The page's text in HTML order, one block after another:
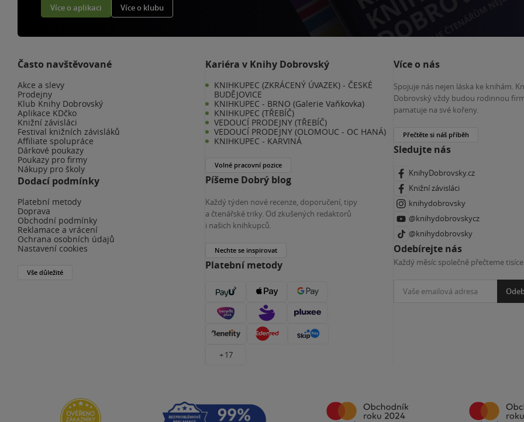
Více o aplikaci Více o klubu
Často navštěvované
Akce a slevy
Prodejny
Klub Knihy Dobrovský
Aplikace KDčko
Knižní závisláci
Festival knižních závisláků
Affiliate spolupráce
Dárkové poukazy
Poukazy pro firmy
Nákupy pro školy
Dodací podmínky
Platební metody
Doprava
Obchodní podmínky
Reklamace a vrácení
Ochrana osobních údajů
Nastavení cookies
Vše důležité
Kariéra v Knihy Dobrovský
KNIHKUPEC (ZKRÁCENÝ ÚVAZEK) - ČESKÉ
BUDĚJOVICE
KNIHKUPEC - BRNO (Galerie Vaňkovka)
KNIHKUPEC (TŘEBÍČ)
VEDOUCÍ PRODEJNY (TŘEBÍČ)
VEDOUCÍ PRODEJNY (OLOMOUC - OC HANÁ)
KNIHKUPEC - KARVINÁ
Volné pracovní pozice
Píšeme Dobrý blog
Každý týden nové recenze, doporučení, tipy
a čtenářské triky. Od zkušených redaktorů
i našich knihkupců.
Nechte se inspirovat
Platební metody
+ 17
Více o nás
Spojuje nás nejen láska ke knihám.
Dobrovský vždy budou rodinnou
pamatuje na své kořeny.
Přečtěte si náš příběh
Sledujte nás
KnihyDobrovsky.cz
Knižní závisláci
knihydobrovsky
@knihydobrovskycz
@knihydobrovsky
Odebírejte nás
Každý měsíc společně přečteme